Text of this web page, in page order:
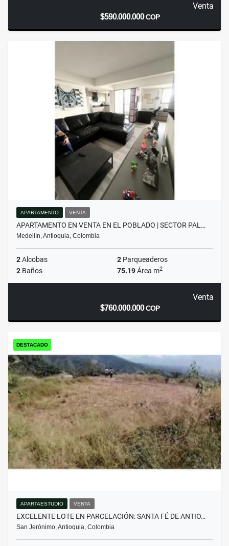
Venta
$590.000.000COP
APARTAMENTO VENTA
APARTAMENTO EN VENTA EN EL POBLADO | SECTOR PAL…
Medellín, Antioquia, Colombia
2Alcobas 2 Parqueaderos
2 Baños 75.19Área m2
Venta
$760.000.000COP
DESTACADO
APARTAESTUDIO VENTA
EXCELENTE LOTE EN PARCELACIÓN: SANTA FÉ DE ANTIO…
San Jerónimo, Antioquia, Colombia